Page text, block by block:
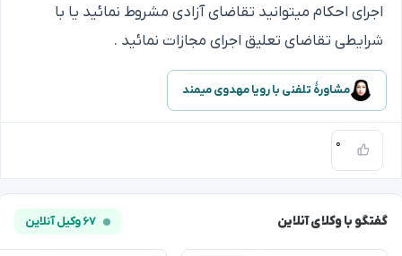
اجرای احکام میتوانید تقاضای آزادی مشروط نمائید یا با
شرایطی تقاضای تعلیق اجرای مجازات نمائید .
مشاورهٔ تلفنی با رویا مهدوی میمند
۰
گفتگو با وکلای آنلاین ۶۷ وکیل آنلاین